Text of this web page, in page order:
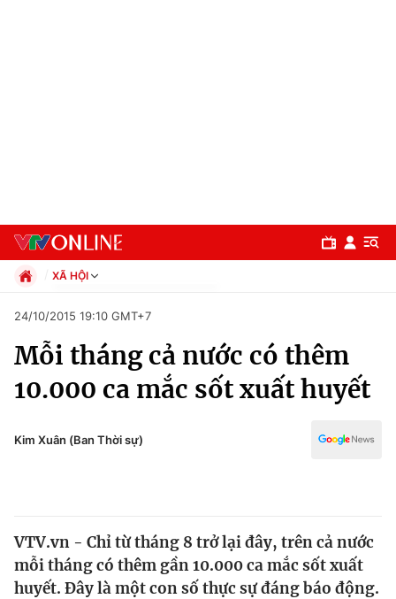
Chuyên mục
Chính trị
Y tế
XÃ HỘI
Xã hội
Pháp luật
Thể thao
Văn hóa - Giải trí
Giáo dục
24/10/2015 19:10 GMT+7
Mỗi tháng cả nước có thêm
10.000 ca mắc sốt xuất huyết
Kim Xuân (Ban Thời sự)
VTV.vn - Chỉ từ tháng 8 trở lại đây, trên cả nước
mỗi tháng có thêm gần 10.000 ca mắc sốt xuất
huyết. Đây là một con số thực sự đáng báo động.